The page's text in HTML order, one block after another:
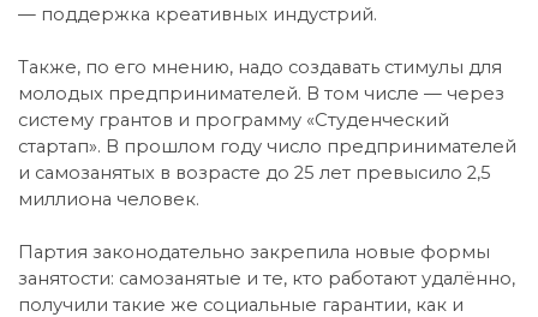
— поддержка креативных индустрий.
Также, по его мнению, надо создавать стимулы для
молодых предпринимателей. В том числе — через
систему грантов и программу «Студенческий
стартап». В прошлом году число предпринимателей
и самозанятых в возрасте до 25 лет превысило 2,5
миллиона человек.
Партия законодательно закрепила новые формы
занятости: самозанятые и те, кто работают удалённо,
получили такие же социальные гарантии, как и